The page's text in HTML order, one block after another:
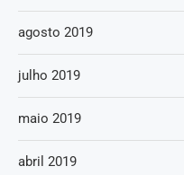
agosto 2019
julho 2019
maio 2019
abril 2019